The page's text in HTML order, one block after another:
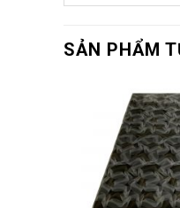
Thương hiệu
Loại sản phẩm
Kích thước
Quy cách
Diện tích/tấm
Xuất xứ
SẢN PHẨM